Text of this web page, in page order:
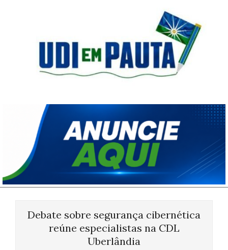
Pauta
Debate sobre segurança cibernética
reúne especialistas na CDL
Uberlândia